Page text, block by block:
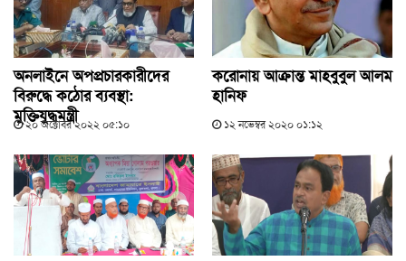
অনলাইনে অপপ্রচারকারীদের
বিরুদ্ধে কঠোর ব্যবস্থা:
মুক্তিযুদ্ধমন্ত্রী
২০ অক্টোবর ২০২২ ০৫:১০
করোনায় আক্রান্ত মাহবুবুল আলম
হানিফ
১২ নভেম্বর ২০২০ ০১:১২